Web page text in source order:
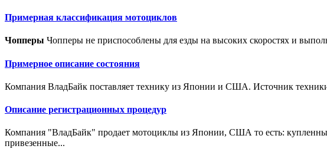
Примерная классификация мотоциклов
Чопперы Чопперы не приспособлены для езды на высоких скоростях и
Примерное описание состояния
Компания ВладБайк поставляет технику из Японии и США. Источник
Описание регистрационных процедур
Компания "ВладБайк" продает мотоциклы из Японии, США то есть:
привезенные...